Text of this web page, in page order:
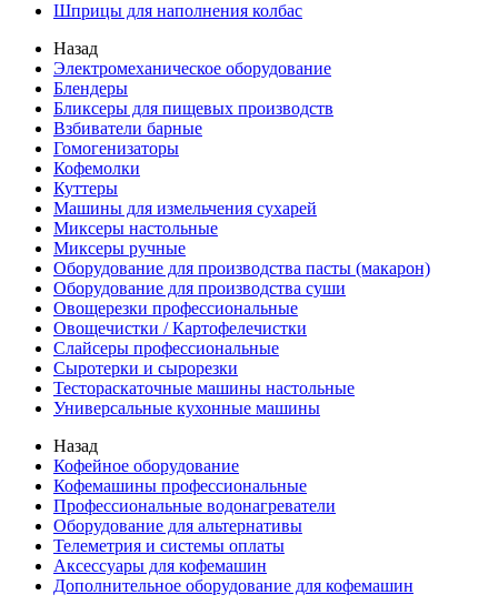
Шприцы для наполнения колбас
Назад
Электромеханическое оборудование
Блендеры
Бликсеры для пищевых производств
Взбиватели барные
Гомогенизаторы
Кофемолки
Куттеры
Машины для измельчения сухарей
Миксеры настольные
Миксеры ручные
Оборудование для производства пасты (макарон)
Оборудование для производства суши
Овощерезки профессиональные
Овощечистки / Картофелечистки
Слайсеры профессиональные
Сыротерки и сырорезки
Тестораскаточные машины настольные
Универсальные кухонные машины
Назад
Кофейное оборудование
Кофемашины профессиональные
Профессиональные водонагреватели
Оборудование для альтернативы
Телеметрия и системы оплаты
Аксессуары для кофемашин
Дополнительное оборудование для кофемашин